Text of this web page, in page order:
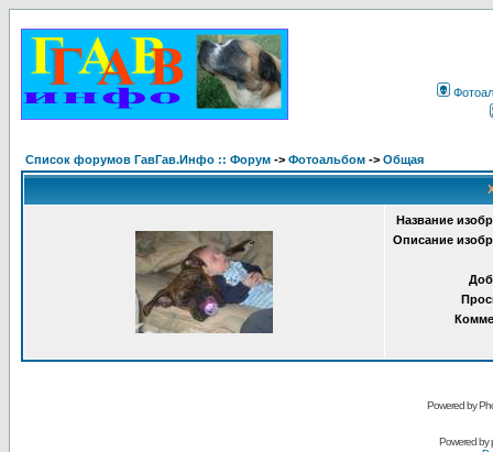
Список форумов ГавГав.Инфо :: Форум -> Фотоальбом -> Общая
Название
Описание
Powered by
Powered by